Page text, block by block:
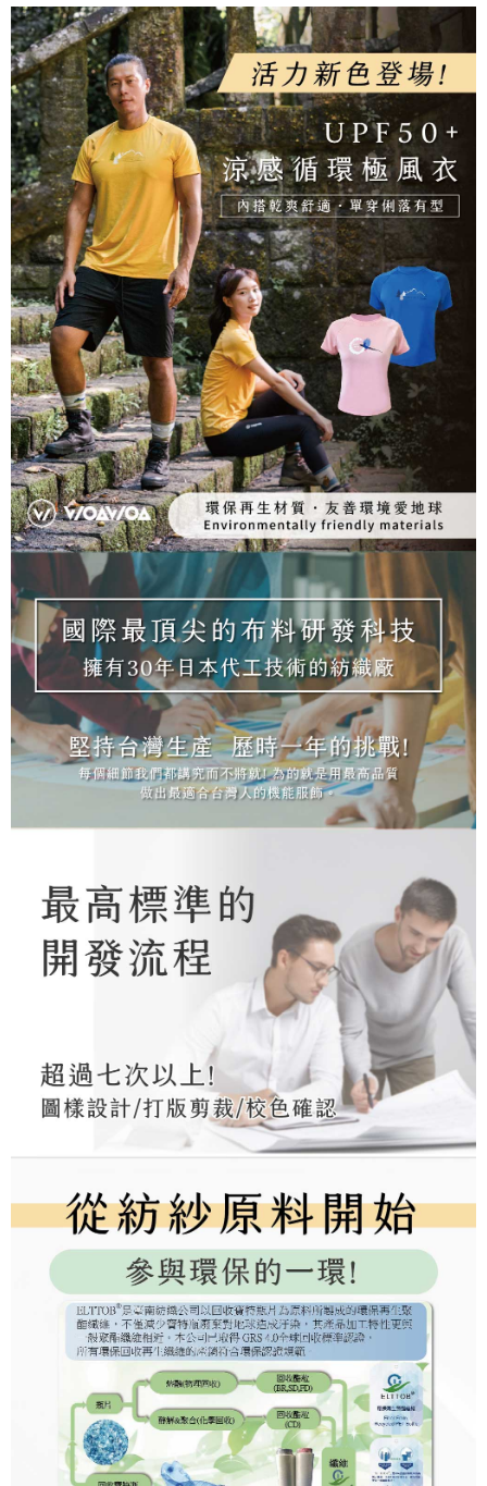
Bank Antarabangsa
Taishin
Bank CTBC
Syarikat Kad Kredit
Rakuten Taiwan
Jika anda memilih OP Pay Later sebagai kaedah pembayaran, sistem
akan mengarahkan anda secara automatik ke proses transaksi OP Pay
Later selepas pesanan dibuat. Anda perlu mengesahkan nombor telefon
mudah alih anda, memilih bilangan ansuran, dan menetapkan tarikh
akhir pembayaran. Transaksi akan dianggap selesai setelah pembayaran
disahkan.
Had kredit yang diluluskan, tempoh ansuran yang tersedia, dan yuran
yang dikenakan adalah tertakluk kepada maklumat yang dinyatakan
pada halaman pengesahan transaksi seterusnya.
Jika transaksi tidak disahkan dalam masa 30 minit selepas pesanan
dibuat, atau jika permohonan gagal dalam proses semakan, pesanan
akan dibatalkan secara automatik. Jika permohonan gagal pada
peringkat "semakan manual", ini bermakna kriteria pemarkahan sistem
tidak dipenuhi; butiran penilaian khusus tidak akan didedahkan.
[Arahan Pembayaran]
Pembayaran ansuran melalui OP Pay Later akan dibilkan secara
berasingan dan tidak termasuk dalam bil telekom anda. SMS peringatan
pembayaran akan dihantar selepas kitaran bil bulanan.
Selepas mengakses bil melalui pautan dalam SMS, anda boleh
menyelesaikan pembayaran anda melalui salah satu saluran berikut: kod
bar kedai serbaneka, kedai runcit Taiwan Mobile, pemindahan bank,
JKOPay, atau iPASS MONEY.
[Nota Penting]
Perkhidmatan ini disediakan oleh Taiwan Mobile Co., Ltd. (“Syarikat”),
yang membolehkan pelanggan membeli barangan atau perkhidmatan
melalui perkhidmatan ini pada masa transaksi. Hasil daripada pembelian
atau pembayaran ansuran akan dipindahkan oleh peniaga kepada
Syarikat, dan pelanggan hendaklah membuat pembayaran mengikut
perjanjian menggunakan sistem bil Syarikat.
Untuk memenuhi hubungan kontrak yang terjalin melalui persetujuan
penggunaan OP Pay Later, peniaga akan memberikan maklumat peribadi
anda (termasuk nama, nombor telefon, atau alamat) kepada Syarikat bagi
tujuan pengumpulan, pemprosesan dan penggunaan data yang
diperlukan untuk pengebilan ansuran, termasuk pengesahan,
Untuk terma perkhidmatan penuh, sila rujuk pautan berikut:
https://oppay.tw/userRule " target="_blank" class="link revert-
style">https://oppay.tw/userRule
【Panduan Penggunaan Pembayaran Ansuran Gogo】
1. Perkhidmatan ini disediakan oleh Taiwan Mobile, pengguna telefon
mudah alih boleh segera menggunakan tanpa perlu memohon lagi.
(Hanya untuk nombor langganan peribadi, tidak terbuka untuk syarikat
2. Pilihan kaedah pembayaran "Pembayaran Ansuran Gogo", selepas
pesanan ditubuhkan, akan secara automatik dialihkan ke proses
transaksi Gogo, selepas pengesahan nombor telefon, pilih bilangan
ansuran yang diingini, tarikh akhir pembayaran, dan setelah
mengesahkan pembayaran, transaksi akan selesai.
3. Jumlah kelulusan sebenar, bilangan ansuran dan jumlah bayaran
4. Dalam masa 30 minit selepas pesanan ditubuhkan, jika tidak pergi
untuk mengesahkan transaksi atau jika tidak lulus semakan, pesanan
akan dibatalkan secara automatik. Jika terdapat situasi "pindah untuk
semakan khusus" yang tidak lulus, ini menunjukkan bahawa sistem
penilaian tidak mencukupi, tiada penjelasan mengenai kandungan
penilaian boleh diberikan.
【Penerangan Kaedah Pembayaran】
1. Pembayaran ansuran tidak digabungkan dalam bil telekomunikasi,
"Pembayaran Ansuran Gogo" akan menghantar SMS peringatan
pembayaran selepas tarikh penyelesaian bulanan.
2. Melalui pautan SMS untuk membuka bil, anda boleh memilih untuk
membayar melalui "Kod bar kedai serbaneka / Kedai rasmi Taiwan
Mobile / Pemindahan bank / Pembayaran J街口 / iPASS MONEY" dan
saluran lain.
1. Dengan memilih AFTEE sebagai kaedah pembayaran, mesej
pengesahan AFTEE akan muncul.
2. Anda boleh meneruskan pembayaran selepas pengesahan SMS.
3. Tiada bayaran diperlukan apabila pesanan disahkan. Produk akan
dihantar ke alamat yang ditetapkan.
4. Setelah pesanan disahkan, anda akan menerima SMS pembayaran
manakala ahli aplikasi akan menerima pemberitahuan tolak aplikasi
AFTEE.
5. Tiada bayaran diperlukan apabila anda menerima produk. Sila buat
pembayaran di empat kedai serbaneka utama, ATM atau perbankan
dalam talian dengan SMS pembayaran atau pemberitahuan tolak aplikasi
AFTEE.
Sila ambil perhatian bahawa tempoh pembayaran adalah 14 hari. Walau
bagaimanapun, bagi mereka yang telah memuat turun Aplikasi AFTEE
dan mendaftar sebagai ahli AFTEE boleh menikmati tempoh pembayaran
sehingga 45 hari.
Tempoh pembayaran dikira dari masa kedai meminta pembayaran anda,
ditambah dengan bilangan hari yang boleh dilanjutkan oleh AFTEE. Anda
boleh melanjutkan tempoh pembayaran anda sebelum anda menerima
pesanan. Walau bagaimanapun, tiada jaminan bahawa anda boleh
menerima pesanan anda semasa tempoh pembayaran (cth.: produk
prapesanan atau produk yang mungkin mengambil masa yang lebih
lama untuk dihantar). Oleh itu, anda dikehendaki membuat pembayaran
kepada AFTEE dalam tempoh sama ada anda menerima pesanan.
Kedua, Sekatan Pembayaran
1. Jumlah yang diperakui untuk pengguna kali pertama boleh sehingga
NT$10,000. Amaun diperakui sebenar yang diluluskan akan berdasarkan
keputusan pensijilan dan semakan oleh AFTEE.
2. Amaun perbelanjaan minimum mestilah lebih besar daripada NT$20.
3. Pada masa ini hanya tersedia untuk ahli Taiwan.
Ketiga, Syarat Perkhidmatan
Perkhidmatan AFTEE Beli Sekarang Bayar Kemudian disediakan oleh NP
Taiwan, Inc. dan AFTEE akan membuat bil kepada pengguna. AFTEE
akan menggunakan data peribadi yang dikumpul (termasuk nama
pembeli, no. telefon, nama penerima, no. telefon, alamat penerima) untuk
penggunaan perkhidmatan. Sila rujuk kepada "Penyata Pengumpulan
Data Peribadi, Pemprosesan, Penggunaan"
) untuk maklumat lanjut.
kelulusan boleh sehingga NT$10,000. Jika pengguna tidak membuat
pembayaran dalam tempoh tersebut, yuran pembayaran lewat sebanyak
20% setahun akan dikenakan. Pengguna bawah umur dikehendaki
mendapatkan kebenaran daripada ibu bapa atau penjaga yang sah
untuk menggunakan AFTEE.
cs_tw@netprotections.co.jp
jika anda
mempunyai sebarang kebimbangan mengenai pemprosesan dan
penggunaan pada data peribadi. Jika anda tidak bersetuju dengan data
peribadi yang disenaraikan seperti di atas akan dikumpul dan digunakan
oleh AFTEE, sila jangan gunakan perkhidmatan ini.
Pemindahan ATM
Pilihan Penghantaran
全家取貨付款
NT$100/pesanan | Penghantaran percuma untuk pesanan
NT$1,000 atau lebih
付款後全家取貨
NT$100/pesanan | Penghantaran percuma untuk pesanan
NT$1,000 atau lebih
7-11取貨付款
NT$100/pesanan | Penghantaran percuma untuk pesanan
NT$1,000 atau lebih
付款後7-11取貨
NT$100/pesanan | Penghantaran percuma untuk pesanan
NT$1,000 atau lebih
宅配
NT$100/pesanan | Penghantaran percuma untuk pesanan
NT$1,000 atau lebih
Kadar Penghantaran